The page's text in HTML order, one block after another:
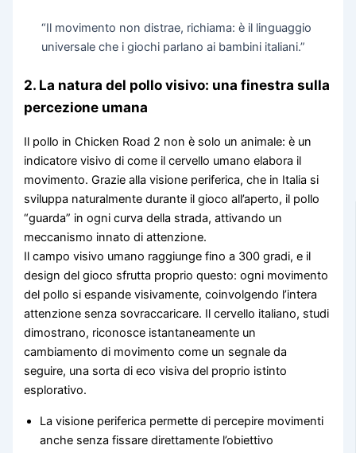
“Il movimento non distrae, richiama: è il linguaggio
universale che i giochi parlano ai bambini italiani.”
2. La natura del pollo visivo: una finestra sulla
percezione umana
Il pollo in Chicken Road 2 non è solo un animale: è un
indicatore visivo di come il cervello umano elabora il
movimento. Grazie alla visione periferica, che in Italia si
sviluppa naturalmente durante il gioco all’aperto, il pollo
“guarda” in ogni curva della strada, attivando un
meccanismo innato di attenzione.
Il campo visivo umano raggiunge fino a 300 gradi, e il
design del gioco sfrutta proprio questo: ogni movimento
del pollo si espande visivamente, coinvolgendo l’intera
attenzione senza sovraccaricare. Il cervello italiano, studi
dimostrano, riconosce istantaneamente un
cambiamento di movimento come un segnale da
seguire, una sorta di eco visiva del proprio istinto
esplorativo.
La visione periferica permette di percepire movimenti
anche senza fissare direttamente l’obiettivo